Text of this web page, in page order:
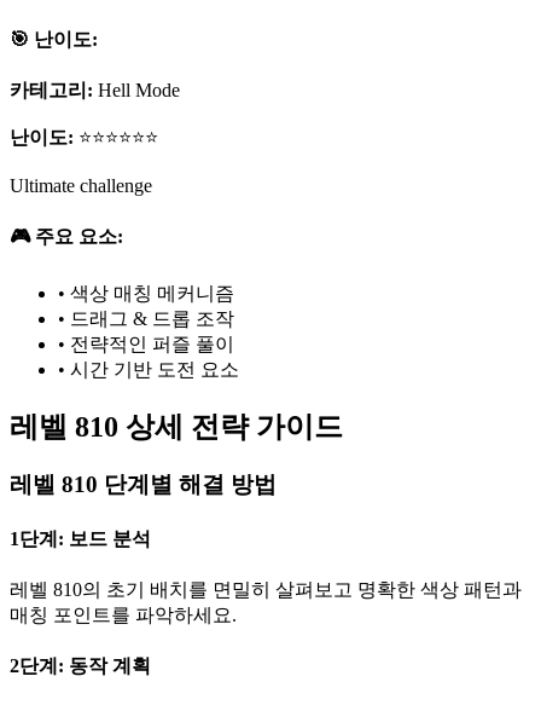
🎯 난이도:
카테고리: Hell Mode
난이도: ⭐⭐⭐⭐⭐⭐
Ultimate challenge
🎮 주요 요소:
• 색상 매칭 메커니즘
• 드래그 & 드롭 조작
• 전략적인 퍼즐 풀이
• 시간 기반 도전 요소
레벨 810 상세 전략 가이드
레벨 810 단계별 해결 방법
1단계: 보드 분석
레벨 810의 초기 배치를 면밀히 살펴보고 명확한 색상 패턴과
매칭 포인트를 파악하세요.
2단계: 동작 계획